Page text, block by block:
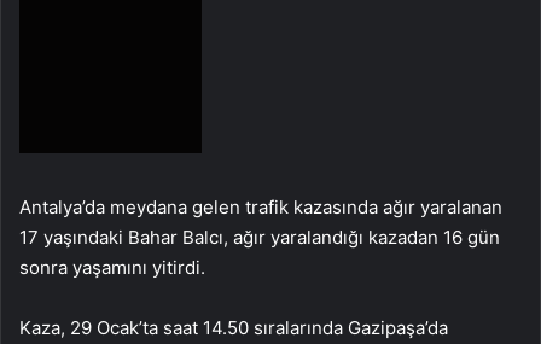
Antalya’da meydana gelen trafik kazasında ağır yaralanan
17 yaşındaki Bahar Balcı, ağır yaralandığı kazadan 16 gün
sonra yaşamını yitirdi.
Kaza, 29 Ocak’ta saat 14.50 sıralarında Gazipaşa’da